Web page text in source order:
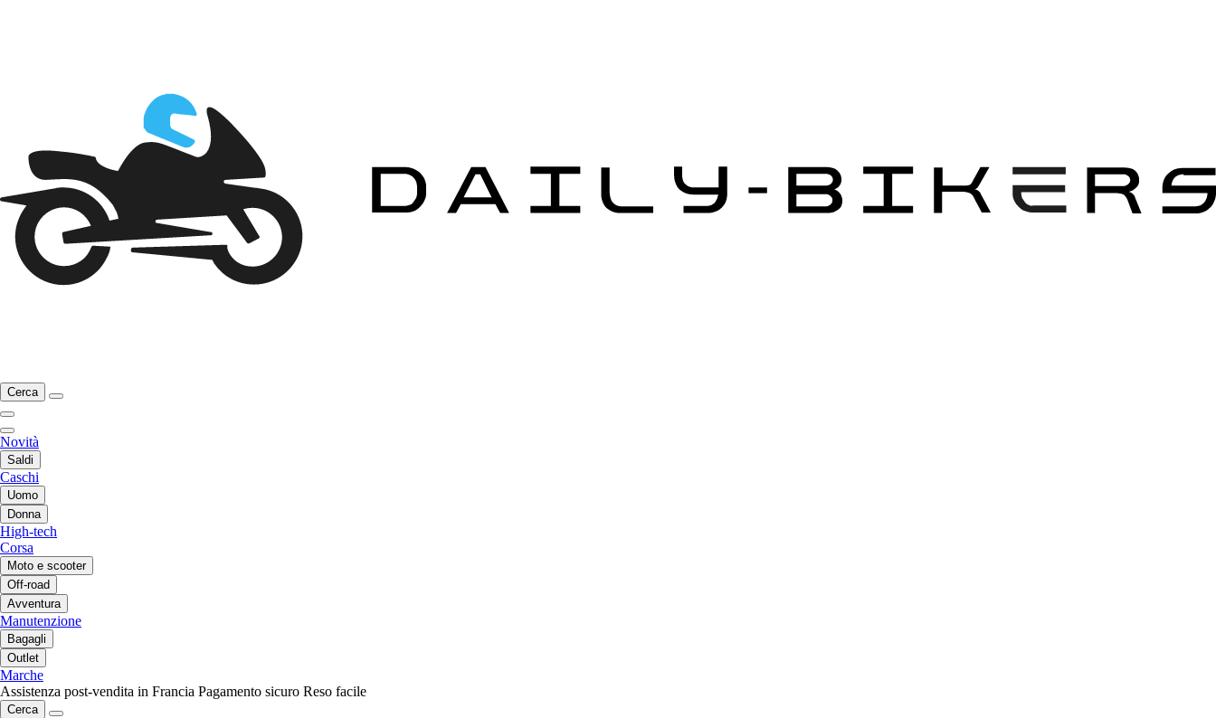
Cerca
Novità
Saldi
Caschi
Uomo
Donna
High-tech
Corsa
Moto e scooter
Off-road
Avventura
Manutenzione
Bagagli
Outlet
Marche
Assistenza post-vendita in Francia Pagamento sicuro Reso facile
Cerca